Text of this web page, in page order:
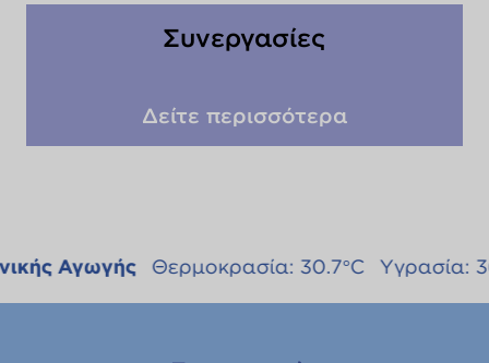
Συνεργασίες
Δείτε περισσότερα
Αγωγής Θερμοκρασία: 30.7°C Yγρασία: 36%